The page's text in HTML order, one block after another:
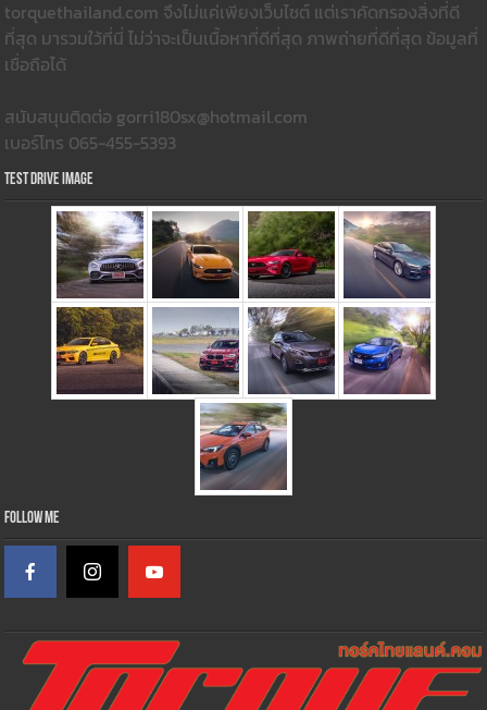
torquethailand.com จึงไม่แค่เพียงเว็บไซต์ แต่เราคัดกรองสิ่งที่ดี
ที่สุด มารวมใว้ที่นี่ ไม่ว่าจะเป็นเนื้อหาที่ดีที่สุด ภาพถ่ายที่ดีที่สุด ข้อมูลที่
เชื่อถือได้
สนับสนุนติดต่อ gorri180sx@hotmail.com
เบอร์โทร 065-455-5393
Test Drive Image
Follow Me